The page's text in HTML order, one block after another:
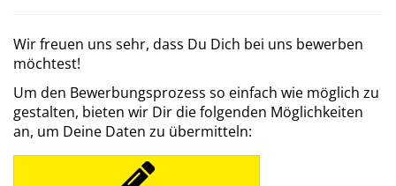
Wir freuen uns sehr, dass Du Dich bei uns bewerben
möchtest!
Um den Bewerbungsprozess so einfach wie möglich zu
gestalten, bieten wir Dir die folgenden Möglichkeiten
an, um Deine Daten zu übermitteln: